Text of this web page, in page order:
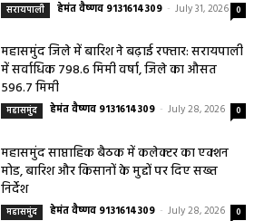
सरायपाली अस्पताल में मिल रही विशेषज्ञ स्वास्थ्य
सरायपाली हेमंत वैष्णव 9131614309 - July 31, 2026 0
महासमुंद जिले में बारिश ने बढ़ाई रफ्तार: सरायपाली
में सर्वाधिक 798.6 मिमी वर्षा, जिले का औसत
महासमुंद हेमंत वैष्णव 9131614309 - July 28, 2026
महासमुंद साप्ताहिक बैठक में कलेक्टर का एक्शन
मोड, बारिश और किसानों के मुद्दों पर दिए सख्त